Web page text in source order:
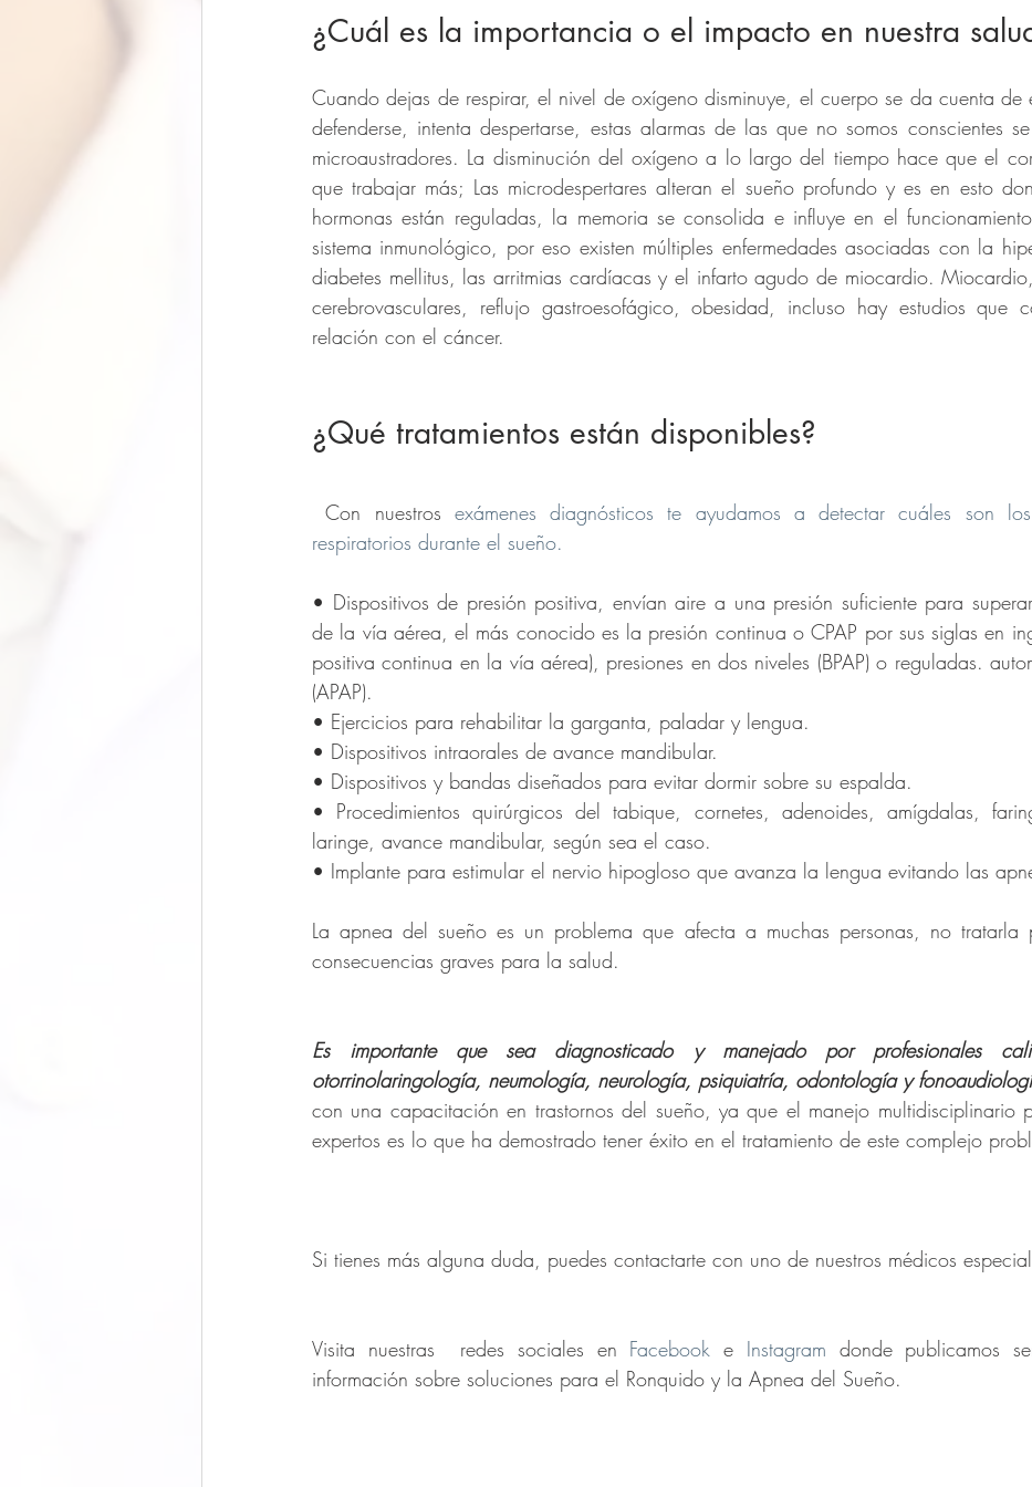
¿Cuál es la importancia o el impacto en nuestra
Cuando dejas de respirar, el nivel de oxígeno disminuye, el cuerpo se da cuenta de
defenderse, intenta despertarse, estas alarmas de las que no somos conscientes
microaustradores. La disminución del oxígeno a lo largo del tiempo hace que el
que trabajar más; Las microdespertares alteran el sueño profundo y es en esto
hormonas están reguladas, la memoria se consolida e influye en el
sistema inmunológico, por eso existen múltiples enfermedades asociadas con la
diabetes mellitus, las arritmias cardíacas y el infarto agudo de miocardio.
cerebrovasculares, reflujo gastroesofágico, obesidad, incluso hay estudios que
relación con el cáncer.
¿Qué tratamientos están disponibles?
Con nuestros exámenes diagnósticos te ayudamos a detectar cuáles son
respiratorios durante el sueño.
• Dispositivos de presión positiva, envían aire a una presión suficiente para
de la vía aérea, el más conocido es la presión continua o CPAP por sus siglas en
positiva continua en la vía aérea), presiones en dos niveles (BPAP) o reguladas.
(APAP).
• Ejercicios para rehabilitar la garganta, paladar y lengua.
• Dispositivos intraorales de avance mandibular.
• Dispositivos y bandas diseñados para evitar dormir sobre su espalda.
• Procedimientos quirúrgicos del tabique, cornetes, adenoides, amígdalas,
laringe, avance mandibular, según sea el caso.
• Implante para estimular el nervio hipogloso que avanza la lengua evitando las
La apnea del sueño es un problema que afecta a muchas personas, no tratarla
consecuencias graves para la salud.
Es importante que sea diagnosticado y manejado por profesionales
otorrinolaringología, neumología, neurología, psiquiatría, odontología y
con una capacitación en trastornos del sueño, ya que el manejo multidisciplinario
expertos es lo que ha demostrado tener éxito en el tratamiento de este complejo
Si tienes más alguna duda, puedes contactarte con uno de nuestros médicos
Visita nuestras  redes sociales en Facebook e Instagram donde publicamos
información sobre soluciones para el Ronquido y la Apnea del Sueño.